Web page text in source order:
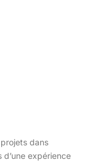
dans
expérience